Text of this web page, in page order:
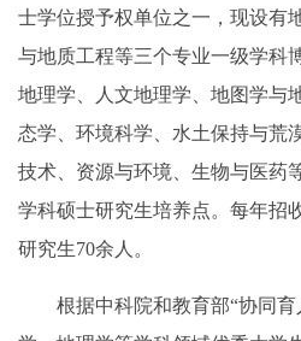
士学位授予权单位之一，现设有
与地质工程等三个专业一级学科
地理学、人文地理学、地图学与
态学、环境科学、水土保持与荒
技术、资源与环境、生物与医药
学科硕士研究生培养点。每年招
研究生70余人。
根据中科院和教育部“协同育